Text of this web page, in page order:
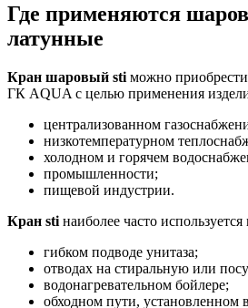
Где применяются
латунные
Кран шаровый sti можно
ГК AQUA с целью применения
централизованном
низкотемпературном
холодном и горячем
промышленности;
пищевой индустрии.
Кран sti наиболее часто используется
гибком подводе унитаза;
отводах на стиральную или
водонагревательном бойлере;
обходном пути, установленном